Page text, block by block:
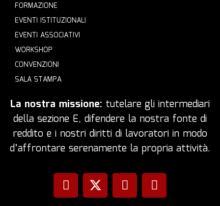
FORMAZIONE
EVENTI ISTITUZIONALI
EVENTI ASSOCIATIVI
WORKSHOP
CONVENZIONI
SALA STAMPA
La nostra missione: tutelare gli intermediari
della sezione E, difendere la nostra fonte di
reddito e i nostri diritti di lavoratori in modo
d’affrontare serenamente la propria attività.